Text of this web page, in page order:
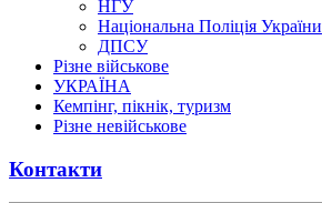
НГУ
Національна Поліція України
ДПСУ
Різне військове
УКРАЇНА
Кемпінг, пікнік, туризм
Різне невійськове
Контакти